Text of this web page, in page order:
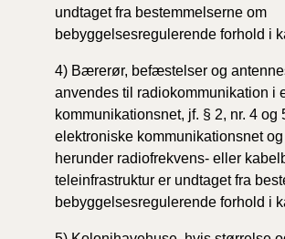
undtaget fra bestemmelserne om
bebyggelsesregulerende forhold i
4) Bærerør, befæstelser og
anvendes til radiokommunikation i
kommunikationsnet, jf. § 2, nr. 4 og
elektroniske kommunikationsnet og
herunder radiofrekvens- eller
teleinfrastruktur er undtaget fra
bebyggelsesregulerende forhold i